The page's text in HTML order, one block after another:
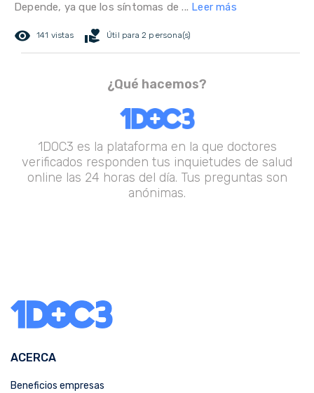
Depende, ya que los síntomas de ... Leer más
remove_red_eye 141 vistas volunteer_activism Útil para 2 persona(s)
¿Qué hacemos?
1DOC3 es la plataforma en la que doctores
verificados responden tus inquietudes de salud
online las 24 horas del día. Tus preguntas son
anónimas.
ACERCA
Beneficios empresas